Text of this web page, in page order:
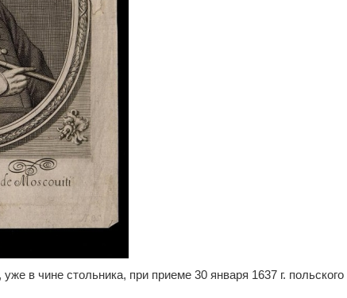
в чине стольника, при приеме 30 января 1637 г. польского